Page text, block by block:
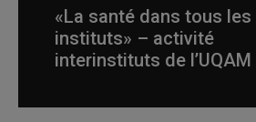
«La santé dans tous les
instituts» – activité
interinstituts de l’UQAM